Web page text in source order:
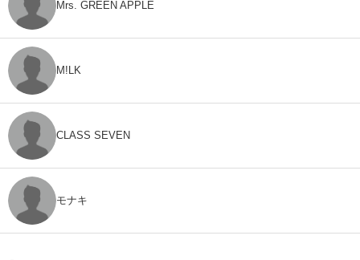
Mrs. GREEN APPLE
M!LK
CLASS SEVEN
モナキ